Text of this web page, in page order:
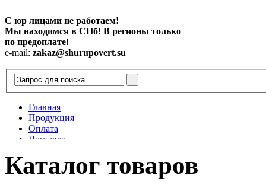
С юр лицами не работаем!
Мы находимся в СПб! В регионы только
по предоплате!
e-mail: zakaz@shurupovert.su
Главная
Продукция
Оплата
Доставка
Статьи
Каталог товаров